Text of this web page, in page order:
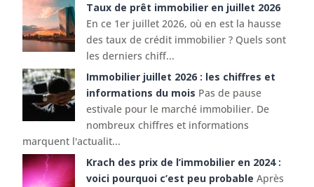
Taux de prêt immobilier en juillet 2026
En ce 1er juillet 2026, où en est la hausse
des taux de crédit immobilier ? Quels sont
les derniers chiff...
Immobilier juillet 2026 : les chiffres et
informations du mois Pas de pause
estivale pour le marché immobilier. De
nombreux chiffres et informations
marquent l'actualit...
Krach des prix de l’immobilier en 2024 :
voici pourquoi c’est peu probable Après